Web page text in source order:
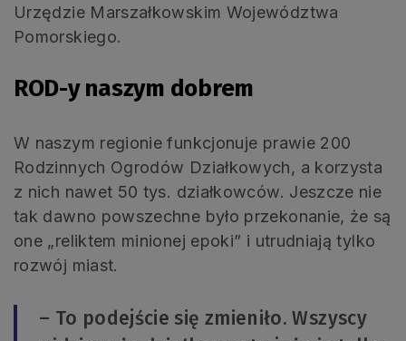
Urzędzie Marszałkowskim Województwa
Pomorskiego.
ROD-y naszym dobrem
W naszym regionie funkcjonuje prawie 200
Rodzinnych Ogrodów Działkowych, a korzysta
z nich nawet 50 tys. działkowców. Jeszcze nie
tak dawno powszechne było przekonanie, że są
one „reliktem minionej epoki” i utrudniają tylko
rozwój miast.
– To podejście się zmieniło. Wszyscy